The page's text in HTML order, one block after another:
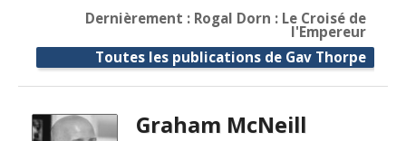
Dernièrement : Rogal Dorn : Le Croisé de
l'Empereur
Toutes les publications de Gav Thorpe
Graham McNeill